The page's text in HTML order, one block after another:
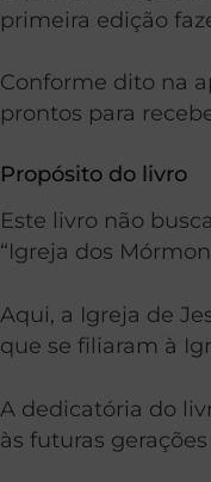
primeira edição
Conforme dito na
prontos para
Propósito do livro
Este livro não
“Igreja dos
Aqui, a Igreja de
que se filiaram à
A dedicatória do
às futuras